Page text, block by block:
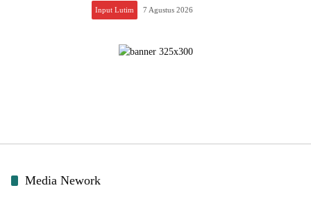
Input Lutim 7 Agustus 2026
Media Nework